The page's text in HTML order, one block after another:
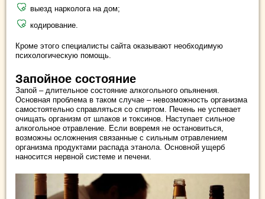
выезд нарколога на дом;
кодирование.
Кроме этого специалисты сайта оказывают необходимую
психологическую помощь.
Запойное состояние
Запой – длительное состояние алкогольного опьянения.
Основная проблема в таком случае – невозможность организма
самостоятельно справляться со спиртом. Печень не успевает
очищать организм от шлаков и токсинов. Наступает сильное
алкогольное отравление. Если вовремя не остановиться,
возможны осложнения связанные с сильным отравлением
организма продуктами распада этанола. Основной ущерб
наносится нервной системе и печени.